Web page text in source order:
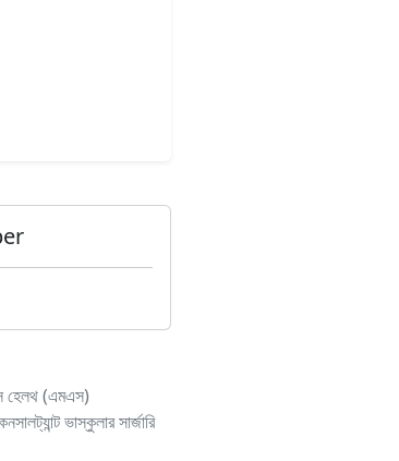
হেলথ (এমএস)
ভাস্কুলার সার্জারি